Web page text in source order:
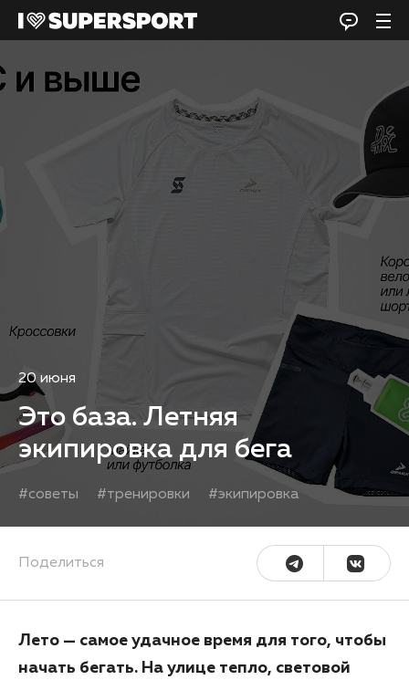
20 июня
Это база. Летняя
экипировка для бега
#советы #тренировки #экипировка
Поделиться
Лето — самое удачное время для того, чтобы
начать бегать. На улице тепло, световой